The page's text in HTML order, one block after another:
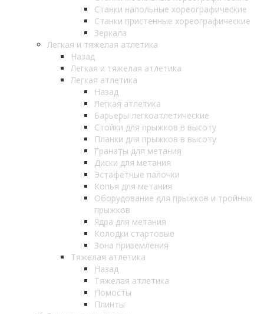
Станки напольные хореографические
Станки пристенные хореографические
Зеркала
Легкая и тяжелая атлетика
Назад
Легкая и тяжелая атлетика
Легкая атлетика
Назад
Легкая атлетика
Барьеры легкоатлетические
Стойки для прыжков в высоту
Планки для прыжков в высоту
Гранаты для метания
Диски для метания
Эстафетные палочки
Копья для метания
Оборудование для прыжков и тройных
прыжков
Ядра для метания
Колодки стартовые
Зона приземления
Тяжелая атлетика
Назад
Тяжелая атлетика
Помосты
Плинты